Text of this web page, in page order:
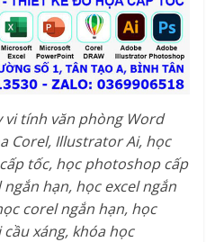
tính văn phòng Word
Corel, Illustrator Ai, học
tốc, học photoshop cấp
hạn, học excel ngắn
corel ngắn hạn, học
xáng, khóa học